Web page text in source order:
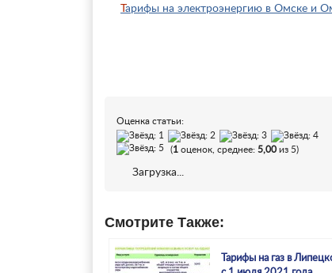
Тарифы на электроэнергию в Омске и
Оценка статьи:
(1 оценок, среднее: 5,00 из 5)
Загрузка...
Смотрите Также:
Тарифы на газ в